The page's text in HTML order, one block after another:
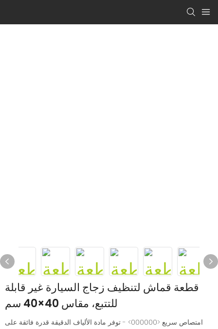
قطعة قماش لتنظيف زجاج السيارة غير قابلة
للتتبع، مقاس 40×40 سم
امتصاص سريع <000000> - توفر مادة الألياف الدقيقة قدرة فائقة على